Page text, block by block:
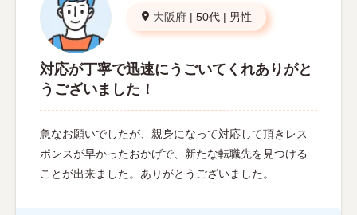
大阪府 | 50代 | 男性
対応が丁寧で迅速にうごいてくれありがと
うございました！
急なお願いでしたが、親身になって対応して頂きレス
ポンスが早かったおかげで、新たな転職先を見つける
ことが出来ました。ありがとうございました。